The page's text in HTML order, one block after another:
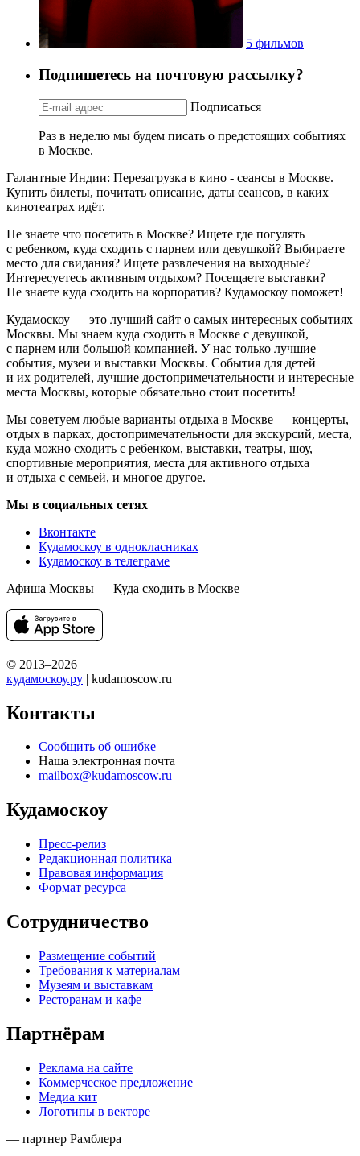
5 фильмов
Подпишетесь на почтовую рассылку?
Подписаться
Раз в неделю мы будем писать о предстоящих событиях
в Москве.
Галантные Индии: Перезагрузка в кино - сеансы в Москве.
Купить билеты, почитать описание, даты сеансов, в каких
кинотеатрах идёт.
Не знаете что посетить в Москве? Ищете где погулять
с ребенком, куда сходить с парнем или девушкой? Выбираете
место для свидания? Ищете развлечения на выходные?
Интересуетесь активным отдыхом? Посещаете выставки?
Не знаете куда сходить на корпоратив? Кудамоскоу поможет!
Кудамоскоу — это лучший сайт о самых интересных событиях
Москвы. Мы знаем куда сходить в Москве с девушкой,
с парнем или большой компанией. У нас только лучшие
события, музеи и выставки Москвы. События для детей
и их родителей, лучшие достопримечательности и интересные
места Москвы, которые обязательно стоит посетить!
Мы советуем любые варианты отдыха в Москве — концерты,
отдых в парках, достопримечательности для экскурсий, места,
куда можно сходить с ребенком, выставки, театры, шоу,
спортивные мероприятия, места для активного отдыха
и отдыха с семьей, и многое другое.
Мы в социальных сетях
Вконтакте
Кудамоскоу в однокласниках
Кудамоскоу в телеграме
Афиша Москвы — Куда сходить в Москве
© 2013–2026
кудамоскоу.ру | kudamoscow.ru
Контакты
Сообщить об ошибке
Наша электронная почта
mailbox@kudamoscow.ru
Кудамоскоу
Пресс-релиз
Редакционная политика
Правовая информация
Формат ресурса
Сотрудничество
Размещение событий
Требования к материалам
Музеям и выставкам
Ресторанам и кафе
Партнёрам
Реклама на сайте
Коммерческое предложение
Медиа кит
Логотипы в векторе
— партнер Рамблера